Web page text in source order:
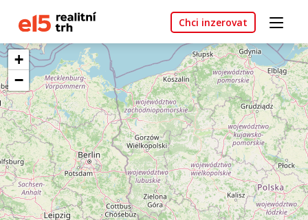
Chci inzerovat
+
−